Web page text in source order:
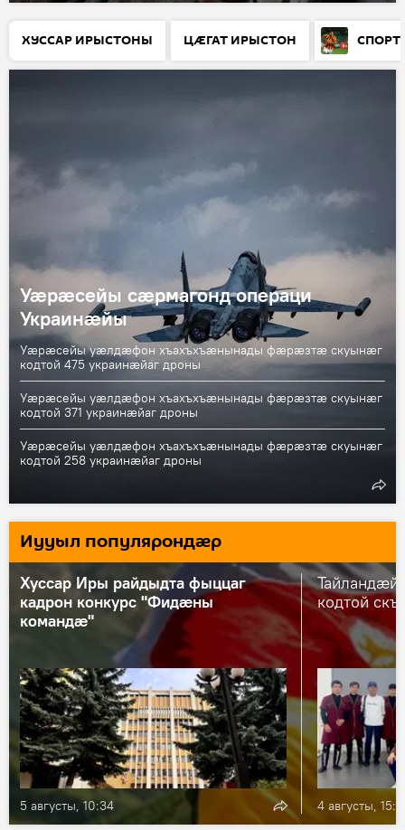
ХУССАР ИРЫСТОНЫ ЦӔГАТ ИРЫСТОН СПОРТ
Уӕрӕсейы сӕрмагонд операци
Украинӕйы
Уӕрӕсейы уӕлдӕфон хъахъхъӕнынады фӕрӕзтӕ скуынӕг
кодтой 475 украинӕйаг дроны
Уӕрӕсейы уӕлдӕфон хъахъхъӕнынады фӕрӕзтӕ скуынӕг
кодтой 371 украинӕйаг дроны
Уӕрӕсейы уӕлдӕфон хъахъхъӕнынады фӕрӕзтӕ скуынӕг
кодтой 258 украинӕйаг дроны
Иууыл популярондӕр
5 августы, 10:34
Хуссар Иры райдыдта фыццаг
кадрон конкурс "Фидæны
командæ"
4 августы,
кодтой